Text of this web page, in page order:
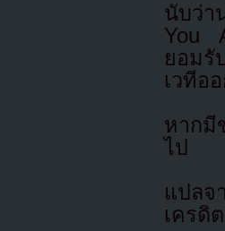
นับว่า
You
ยอมรั
เวทีอ
หากมี
ไป
แปลจ
เครดิ